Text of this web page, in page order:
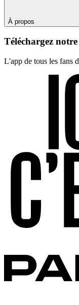
À propos
Téléchargez
L'app de tous les fans